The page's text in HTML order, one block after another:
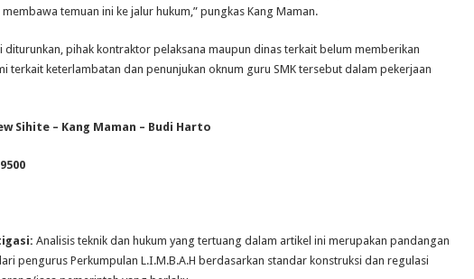
membawa temuan ini ke jalur hukum,” pungkas Kang Maman.
diturunkan, pihak kontraktor pelaksana maupun dinas terkait belum memberikan
terkait keterlambatan dan penunjukan oknum guru SMK tersebut dalam pekerjaan
Sihite – Kang Maman – Budi Harto
Analisis teknik dan hukum yang tertuang dalam artikel ini merupakan pandangan
pengurus Perkumpulan L.I.M.B.A.H berdasarkan standar konstruksi dan regulasi